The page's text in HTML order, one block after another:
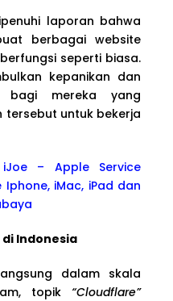
laporan bahwa
berbagai website
seperti biasa.
kepanikan dan
bagi mereka yang
untuk bekerja
iJoe – Apple Service
iMac, iPad dan
Indonesia
dalam skala
topik “Cloudflare”